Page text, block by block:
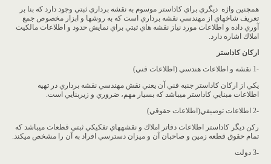
همچنين واژه ديگري براي كاداستر موسوم به نقشه برداري ثبتي وجود دارد كه بنا بر
تعريف شاخهاي از مهندسي نقشه برداري است كه به روشها و ابزار مخصوص جمع
آوري داده و اطلاعات مورد نياز نقشه هاي ثبتي براي نمايش حدود و اطلاعات مالكيت
املاك اشاره دارد.
اركان كاداستر
-1 نقشه و اطلاعات هندسي (اطلاعات فني)
يكي از اركان كاداستر جنبه فني آن يعني نقش مهندسي نقشه برداري در تهيه
اطلاعات مبنايي كاداستر ميباشد كه بسيار مهم، ضروري و زيربنايي است.
-2 اطلاعات توصيفي(اطلاعات حقوقي)
ركن ديگر كاداستر اطلاعات دفاتر املاك و نقشههاي تفكيكي ثبتي قطعات ميباشد كه
تمام حقوق قطعه زمين و صاحبان آن و ميزان دسترسي افراد به آن را مشخص ميكند.
-3 دولت